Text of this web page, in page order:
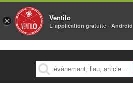
MENU
× Ventilo
L´application gratuite - Android